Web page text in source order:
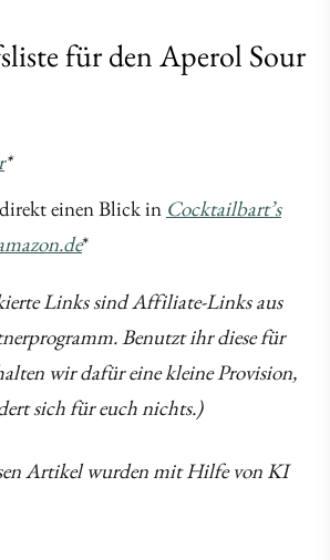
für den Aperol Sour
*
einen Blick in Cocktailbart’s
*
Links sind Affiliate-Links aus
Benutzt ihr diese für
wir dafür eine kleine Provision,
sich für euch nichts.)
Artikel wurden mit Hilfe von KI